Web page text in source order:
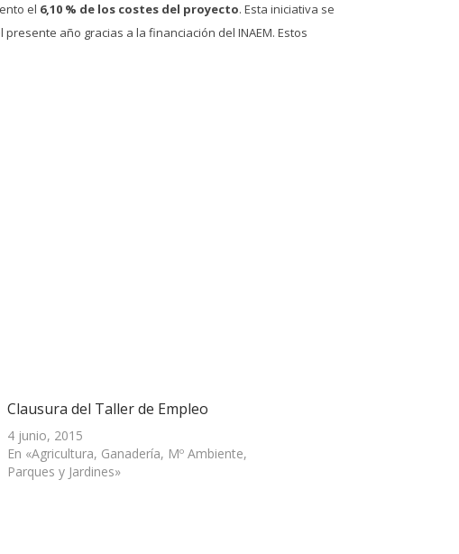
el 6,10 % de los costes del proyecto. Esta iniciativa se
año gracias a la financiación del INAEM. Estos
Clausura del Taller de Empleo
4 junio, 2015
En «Agricultura, Ganadería, Mº Ambiente,
Parques y Jardines»